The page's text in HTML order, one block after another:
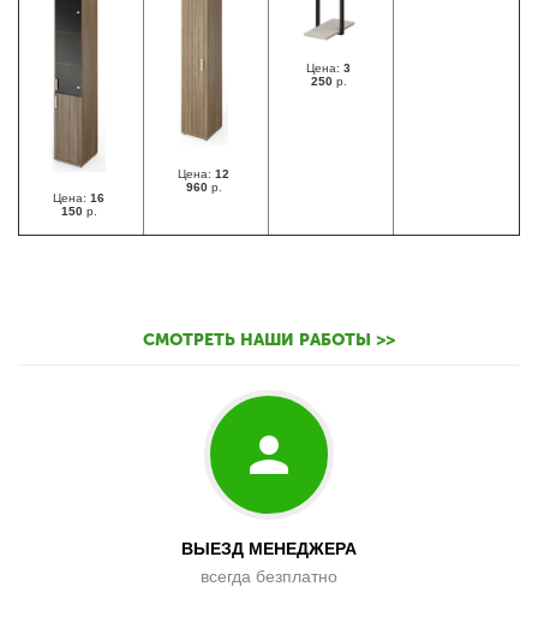
Цена: 16
150 р.
Цена: 12
960р.
Цена: 3
250р.
СМОТРЕТЬ НАШИ РАБОТЫ >>
ВЫЕЗД МЕНЕДЖЕРА
всегда безплатно